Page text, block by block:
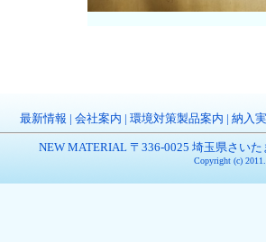
最新情報 会社案内 環境対策製品案内 納入
NEW MATERIAL 〒336-0025 埼玉県さい
Copyright (c)